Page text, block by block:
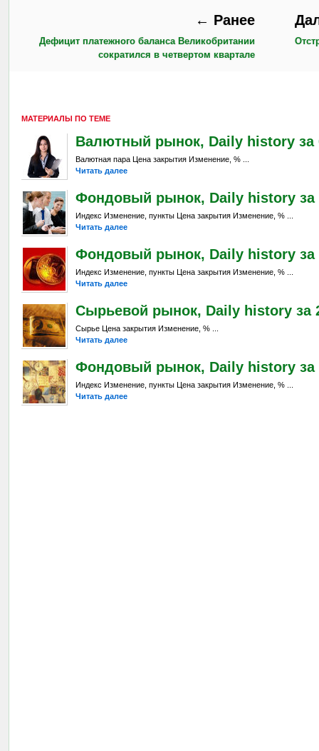
← Ранее
Дефицит платежного баланса Великобритании
сократился в четвертом квартале
МАТЕРИАЛЫ ПО ТЕМЕ
Валютный рынок, Daily history за
Валютная пара Цена закрытия Изменение, % ...
Читать далее
Фондовый рынок, Daily history за
Индекс Изменение, пункты Цена закрытия Изменение, % ...
Читать далее
Фондовый рынок, Daily history за
Индекс Изменение, пункты Цена закрытия Изменение, % ...
Читать далее
Сырьевой рынок, Daily history за
Сырье Цена закрытия Изменение, % ...
Читать далее
Фондовый рынок, Daily history за
Индекс Изменение, пункты Цена закрытия Изменение, % ...
Читать далее